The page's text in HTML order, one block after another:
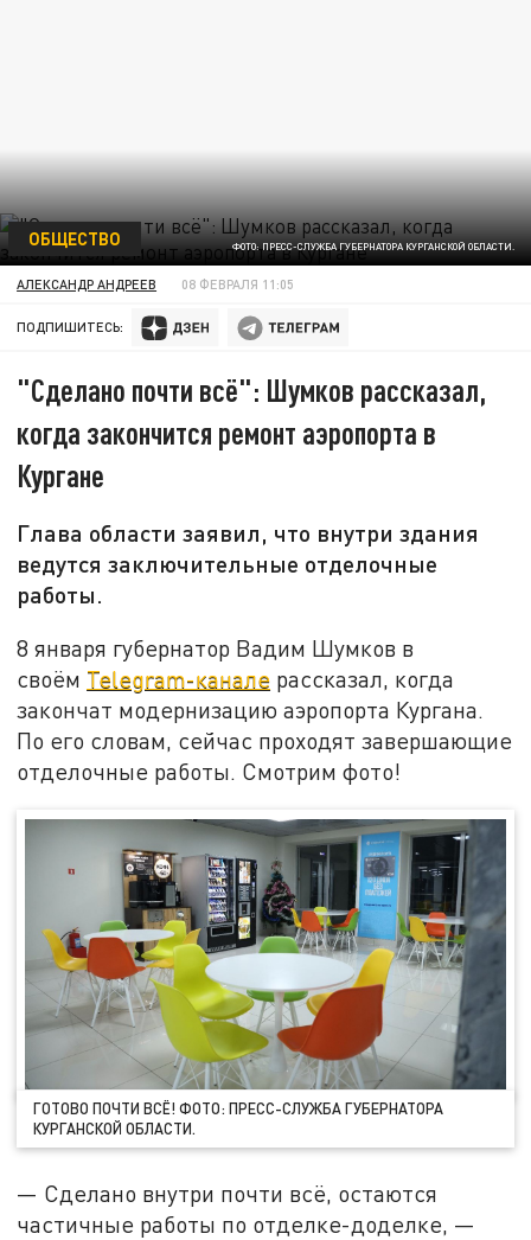
ФОТО: ПРЕСС-СЛУЖБА ГУБЕРНАТОРА КУРГАНСКОЙ ОБЛАСТИ.
ОБЩЕСТВО
АЛЕКСАНДР АНДРЕЕВ 08 ФЕВРАЛЯ 11:05
ПОДПИШИТЕСЬ:
"Сделано почти всё": Шумков рассказал,
когда закончится ремонт аэропорта в
Кургане
Глава области заявил, что внутри здания
ведутся заключительные отделочные
работы.
8 января губернатор Вадим Шумков в
своём Telegram-канале рассказал, когда
закончат модернизацию аэропорта Кургана.
По его словам, сейчас проходят завершающие
отделочные работы. Смотрим фото!
ГОТОВО ПОЧТИ ВСЁ! ФОТО: ПРЕСС-СЛУЖБА ГУБЕРНАТОРА
КУРГАНСКОЙ ОБЛАСТИ.
— Сделано внутри почти всё, остаются
частичные работы по отделке-доделке, —